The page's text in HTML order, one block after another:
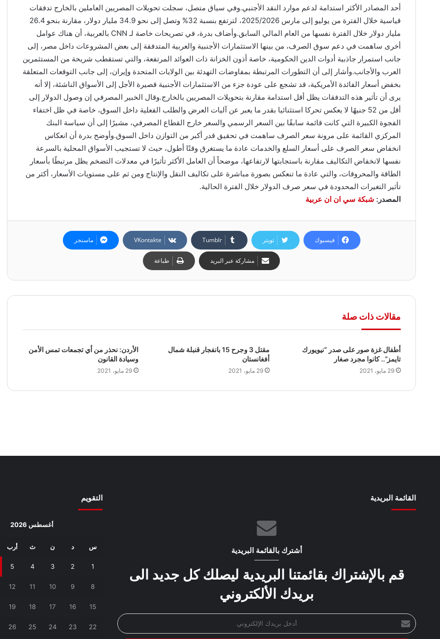
أحد المصادر الأكثر استدامة لدعم موارد النقد الأجنبي.وفي سياق متصل، سجلت تحويلات المصريين العاملين بالخارج تدفقات
قياسية خلال الفترة من يوليو إلى مارس 2025/2026، لترتفع بنسبة 32% وتصل إلى نحو 34.9 مليار دولار، مقارنة بنحو 26.4
مليار دولار خلال الفترة نفسها من العام المالي السابق.وأضاف بدرة، في تصريحات خاصة لـ CNN بالعربية، أن هناك عوامل
أخرى ساهمت في دعم سوق الصرف، من بينها الاستثمارات الأجنبية والعربية المتدفقة إلى بعض المشروعات داخل مصر، إلى
جانب استمرار جاذبية أدوات الدين الحكومية، خاصة أذون الخزانة ذات العوائد المرتفعة، والتي تستقطب شريحة من المستثمرين
العرب والأجانب.وأشار إلى أن التطورات المرتبطة بمفاوضات التهدئة بين الولايات المتحدة وإيران، إلى جانب التوقعات المتعلقة
بخفض أسعار الفائدة الأمريكية، قد تشجع على عودة جزء من الاستثمارات الأجنبية قصيرة الأجل إلى الأسواق الناشئة، إلا أنه
يرى أن تأثير هذه التدفقات يظل أقل استدامة مقارنة بتحويلات المصريين بالخارج.وقال الخبير المصرفي إن وصول الدولار إلى
أقل من 52 جنيهًا لا يعكس تحركا استثنائيا بقدر ما يعبر عن آليات العرض والطلب الفعلية داخل السوق، خاصة في ظل اختفاء
الفجوة الكبيرة التي كانت قائمة سابقًا بين السعر الرسمي والسعر خارج القطاع المصرفي، مشيرًا إلى أن سياسة البنك
المركزي القائمة على مرونة سعر الصرف ساهمت في تحقيق قدر أكبر من التوازن داخل السوق.وأوضح بدرة أن انعكاس
انخفاض سعر الصرف على أسعار السلع والخدمات عادة ما يستغرق وقتًا أطول، حيث لا تستجيب الأسواق المحلية بالسرعة
نفسها لانخفاض التكاليف مقارنة باستجابتها لارتفاعها، موضحاً أن العامل الأكثر تأثيرًا في معدلات التضخم يظل مرتبطًا بأسعار
الطاقة والمحروقات، والتي عادة ما تنعكس بصورة مباشرة على تكاليف النقل والإنتاج ومن ثم على مستويات الأسعار، أكثر من
تأثير التغيرات المحدودة في سعر صرف الدولار خلال الفترة الحالية.
المصدر: شبكة سي ان ان عربية
فيسبوك تويتر ‏Tumblr ماسنجر
مشاركة عبر البريد طباعة
مقالات ذات صلة
أطفال غزة صور على صدر “نيويورك
تايمز”.. كانوا مجرد صغار
29 مايو، 2021
مقتل 3 وجرح 15 بانفجار قنبلة‭ ‬شمال
أفغانستان
29 مايو، 2021
الأردن: نحذر من أي تجمعات تمس الأمن
وسيادة القانون
29 مايو، 2021
القائمة البريدية
أشترك بالقائمة البريدية
قم بالإشتراك بقائمتنا البريدية ليصلك كل جديد الى
بريدك الألكتروني
أدخل
بريدك
التقويم
أغسطس 2026
س د ن ث أرب
1
2
3
4
5
8
9
10
11
12
15
16
17
18
19
22
23
24
25
26